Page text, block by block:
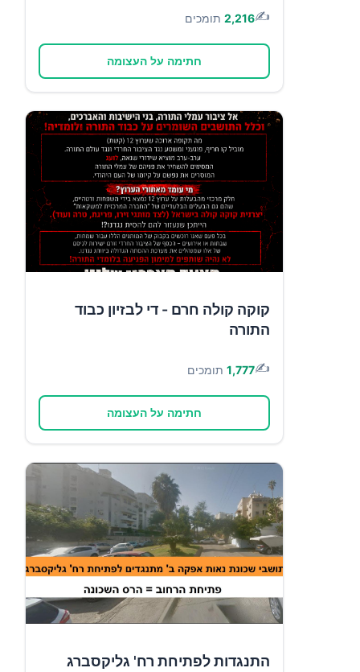
✍️
2,216 תומכים
חתימה על העצומה
קוקה קולה חרם - די לבזיון כבוד
התורה
✍️
1,777 תומכים
חתימה על העצומה
התנגדות לפתיחת רח' גליקסברג